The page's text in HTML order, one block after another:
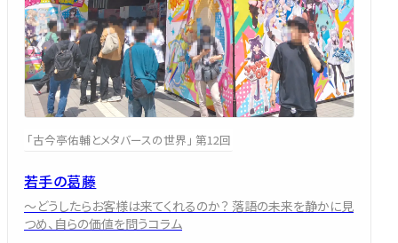
「古今亭佑輔とメタバースの世界」 第12回
若手の葛藤
～どうしたらお客様は来てくれるのか？ 落語の未来を静かに見
つめ、自らの価値を問うコラム